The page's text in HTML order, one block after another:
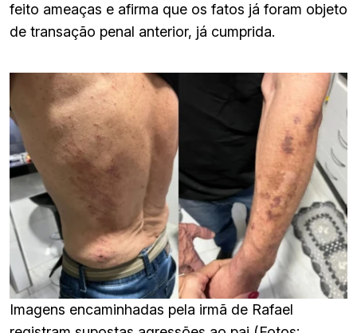
feito ameaças e afirma que os fatos já foram objeto
de transação penal anterior, já cumprida.
Imagens encaminhadas pela irmã de Rafael